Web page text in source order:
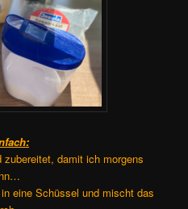
zubereitet, damit ich morgens
eine Schüssel und mischt das